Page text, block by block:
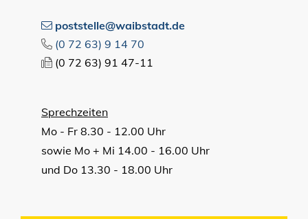
poststelle@waibstadt.de
(0 72 63) 9 14 70
(0 72 63) 91 47-11
Sprechzeiten
Mo - Fr 8.30 - 12.00 Uhr
sowie Mo + Mi 14.00 - 16.00 Uhr
und Do 13.30 - 18.00 Uhr